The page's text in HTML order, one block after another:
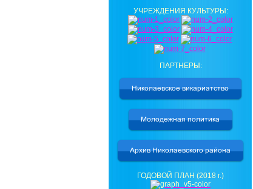
УЧРЕЖДЕНИЯ КУЛЬТУРЫ:
ПАРТНЕРЫ:
ГОДОВОЙ ПЛАН (2018 г.)